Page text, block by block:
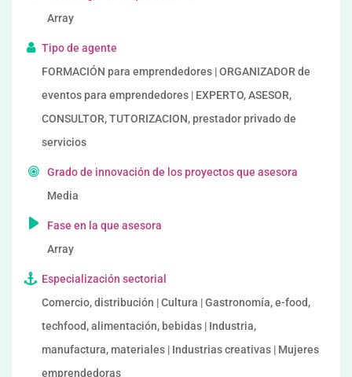
Array
Tipo de agente
FORMACIÓN para emprendedores | ORGANIZADOR de
eventos para emprendedores | EXPERTO, ASESOR,
CONSULTOR, TUTORIZACION, prestador privado de
servicios
Grado de innovación de los proyectos que asesora
Media
Fase en la que asesora
Array
Especialización sectorial
Comercio, distribución | Cultura | Gastronomía, e-food,
techfood, alimentación, bebidas | Industria,
manufactura, materiales | Industrias creativas | Mujeres
emprendedoras